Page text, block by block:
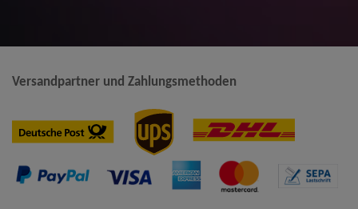
Versandpartner und Zahlungsmethoden